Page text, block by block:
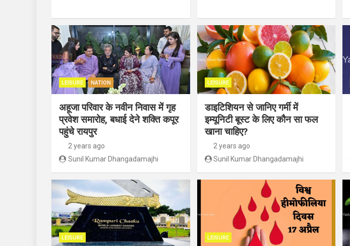
LEISURE NATION
अहूजा परिवार के नवीन निवास में गृह
प्रवेश समारोह, बधाई देने शक्ति कपूर
पहुंचे रायपुर
2 years ago
Sunil Kumar Dhangadamajhi
LEISURE
डाइटिशियन से जानिए गर्मी में
इम्यूनिटी बूस्ट के लिए कौन सा फल
खाना चाहिए?
2 years ago
Sunil Kumar Dhangadamajhi
LEISURE LEISURE